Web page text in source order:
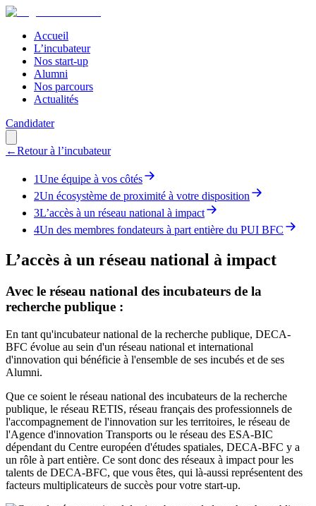
Accueil
L’incubateur
Nos start-up
Alumni
Nos parcours
Actualités
Candidater
←Retour à l’incubateur
1Une équipe à vos côtés
2Un écosystème de proximité à votre disposition
3L’accès à un réseau national à impact
4Un des membres fondateurs à part entière du PUI BFC
L’accès à un réseau national à impact
Avec le réseau national des incubateurs de la
recherche publique :
En tant qu'incubateur national de la recherche publique, DECA-
BFC évolue au sein d'un réseau national et international
d'innovation qui bénéficie à l'ensemble de ses incubés et de ses
Alumni.
Que ce soient le réseau national des incubateurs de la recherche
publique, le réseau RETIS, réseau français des professionnels de
l'accompagnement de l'innovation sur les territoires, le réseau de
l'Agence d'innovation Transports ou le réseau des ESA-BIC
dépendant du Centre européen d'études spatiales, DECA-BFC y a
un rôle à part entière. Ce sont donc des réseaux à impact pour les
talents de DECA-BFC, que vous êtes, qui là-aussi représentent des
facteurs multiplicateurs de succès pour votre start-up.